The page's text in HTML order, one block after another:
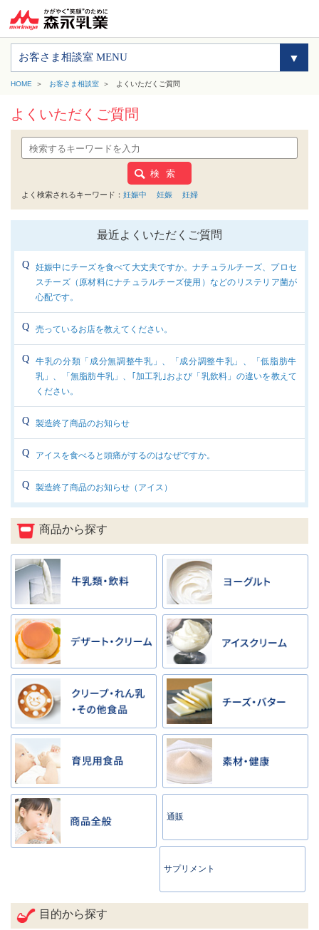
お客さま相談室 MENU
HOME お客さま相談室 よくいただくご質問
よくいただくご質問
検 索
よく検索されるキーワード： 妊娠中 妊娠 妊婦
最近よくいただくご質問
妊娠中にチーズを食べて大丈夫ですか。ナチュラルチーズ、プロセ
スチーズ（原材料にナチュラルチーズ使用）などのリステリア菌が
心配です。
売っているお店を教えてください。
牛乳の分類「成分無調整牛乳」、「成分調整牛乳」、「低脂肪牛
乳」、「無脂肪牛乳」、｢加工乳｣および「乳飲料」の違いを教えて
ください。
製造終了商品のお知らせ
アイスを食べると頭痛がするのはなぜですか。
製造終了商品のお知らせ（アイス）
商品から探す
通販
サプリメント
目的から探す